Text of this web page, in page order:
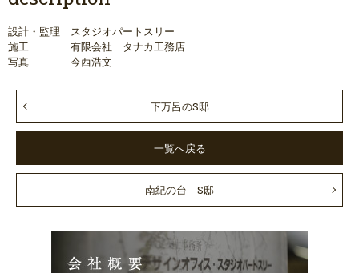
設計・監理 スタジオパートスリー
施工 有限会社 タナカ工務店
写真 今西浩文
下万呂のS邸
一覧へ戻る
南紀の台 S邸